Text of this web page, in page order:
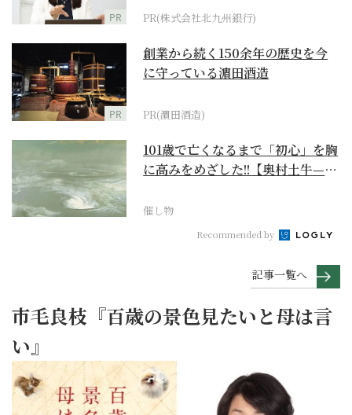
PR PR(株式会社北九州銀行)
PR
創業から続く150余年の歴史を今
に守っている濵田酒造
PR(濵田酒造)
101歳で亡くなるまで「初心」を胸
に高みをめざした!!【奥村土牛—名
催し物
Recommended by
記事一覧へ
市毛良枝『百歳の景色見たいと母は言
い』